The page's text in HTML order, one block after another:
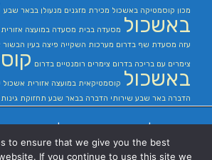
to ensure that we give you the best
If you continue to use this site we
מכון קוסמטיקה באשכול מכירת מזגנים מנעולן בבאר שבע
באשכול מסעדה בבית מסעדה במועצה
עזה מסעדת שף בדרום מערכות השקייה פיצה בעין הבשור
צימרים עם בריכה בדרום צימרים רומנטיים בדרום
באשכול קוסמטיקאית במועצה אזורית אשכול
הדברה באר שבע שירותי הדברה בבאר שבע תחזוקת
בבאר שבע|